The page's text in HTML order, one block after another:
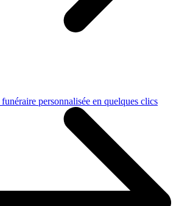
personnalisée en quelques clics